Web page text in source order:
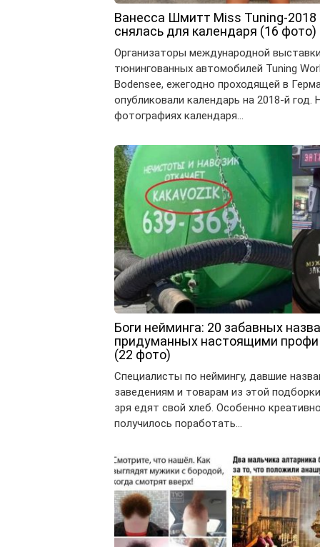
Ванесса Шмитт Miss Tuning-2018
снялась для календаря (16 фото)
Организаторы международной
тюнингованных автомобилей Tuning
Bodensee, ежегодно проходящей в
опубликовали календарь на 2018-й год.
фотографиях календаря…
Боги нейминга: 20 забавных
придуманных настоящими профи
(22 фото)
Специалисты по неймингу, давшие
заведениям и товарам из этой
зря едят свой хлеб. Особенно
получилось поработать…